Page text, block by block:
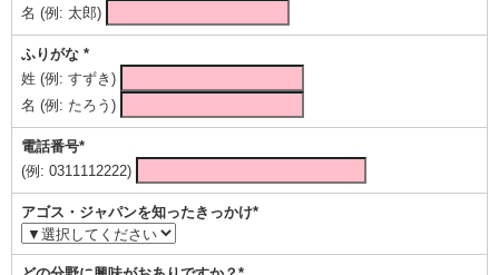
名 (例: 太郎)
ふりがな *
姓 (例: すずき)
名 (例: たろう)
電話番号*
(例: 0311112222)
アゴス・ジャパンを知ったきっかけ*